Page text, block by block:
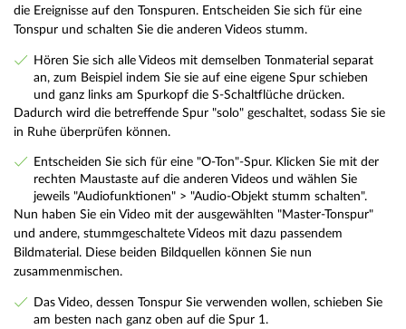
die Ereignisse auf den Tonspuren. Entscheiden Sie sich für eine
Tonspur und schalten Sie die anderen Videos stumm.
Hören Sie sich alle Videos mit demselben Tonmaterial separat
an, zum Beispiel indem Sie sie auf eine eigene Spur schieben
und ganz links am Spurkopf die S-Schaltflüche drücken.
Dadurch wird die betreffende Spur "solo" geschaltet, sodass Sie sie
in Ruhe überprüfen können.
Entscheiden Sie sich für eine "O-Ton"-Spur. Klicken Sie mit der
rechten Maustaste auf die anderen Videos und wählen Sie
jeweils "Audiofunktionen" > "Audio-Objekt stumm schalten".
Nun haben Sie ein Video mit der ausgewählten "Master-Tonspur"
und andere, stummgeschaltete Videos mit dazu passendem
Bildmaterial. Diese beiden Bildquellen können Sie nun
zusammenmischen.
Das Video, dessen Tonspur Sie verwenden wollen, schieben Sie
am besten nach ganz oben auf die Spur 1.